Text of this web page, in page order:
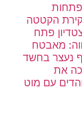
הקטטה
פתח
מאבטח
נעצר בחשד
את
עם מוט